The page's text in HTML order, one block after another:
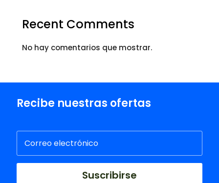
Recent Comments
No hay comentarios que mostrar.
Recibe nuestras ofertas
Suscribirse